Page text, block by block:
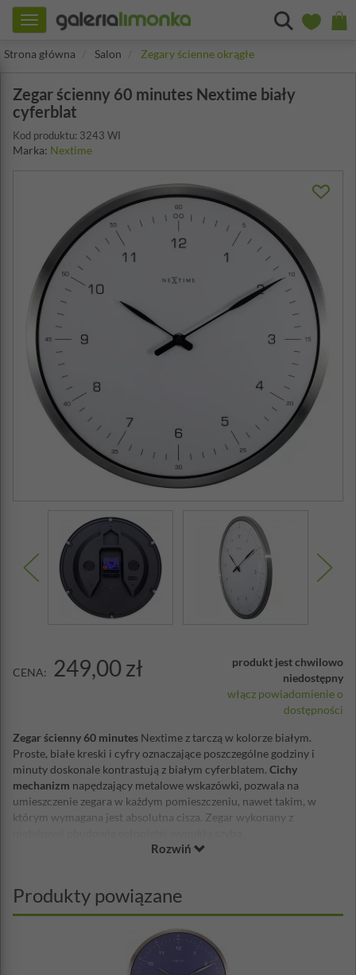
Toggle
navigation
Strona główna
Salon Zegary ścienne okrągłe
Zegar ścienny 60 minutes Nextime biały
cyferblat
Kod produktu: 3243 WI
Marka: Nextime
CENA: 249,00 zł
produkt jest chwilowo
niedostępny
włącz powiadomienie o
dostępności
Zegar ścienny 60 minutes Nextime z tarczą w kolorze białym.
Proste, białe kreski i cyfry oznaczające poszczególne godziny i
minuty doskonale kontrastują z białym cyferblatem. Cichy
mechanizm napędzający metalowe wskazówki, pozwala na
umieszczenie zegara w każdym pomieszczeniu, nawet takim, w
którym wymagana jest absolutna cisza. Zegar wykonany z
Grubość: 4 cm
Waga: 0,6 kg
Mechanizm: płynący, cichy
Zasilanie: bateria AA - brak w zestawie
Rozwiń
Produkty powiązane